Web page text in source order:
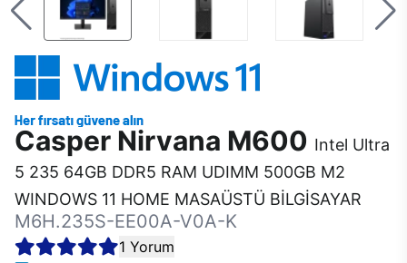
Casper Nirvana M600 Intel Ultra
5 235 64GB DDR5 RAM UDIMM 500GB M2
WINDOWS 11 HOME MASAÜSTÜ BİLGİSAYAR
M6H.235S-EE00A-V0A-K
1 Yorum